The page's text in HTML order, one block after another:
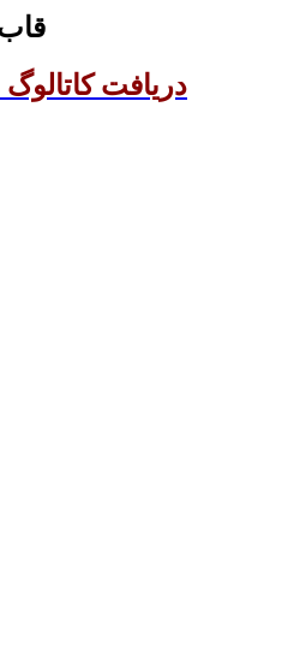
دریافت